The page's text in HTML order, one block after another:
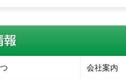
会社案内